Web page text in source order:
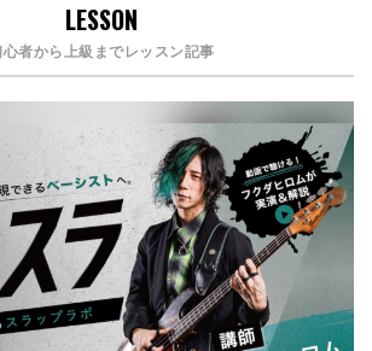
LESSON
者から上級までレッスン記事